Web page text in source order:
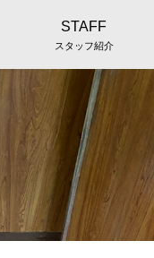
STAFF
スタッフ紹介